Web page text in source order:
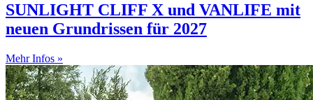
SUNLIGHT CLIFF X und VANLIFE mit
neuen Grundrissen für 2027
Mehr Infos »